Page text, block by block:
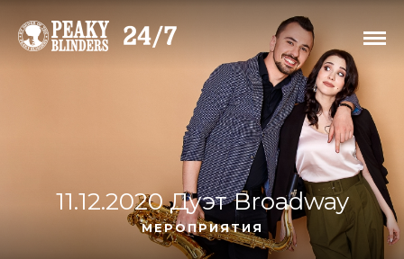
11.12.2020 Дуэт Broadway
МЕРОПРИЯТИЯ